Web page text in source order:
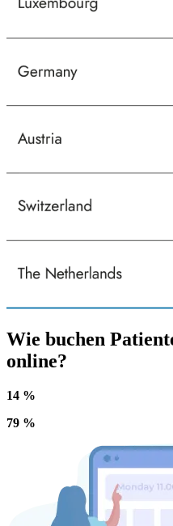
Wie buchen
online?
14 %
79 %